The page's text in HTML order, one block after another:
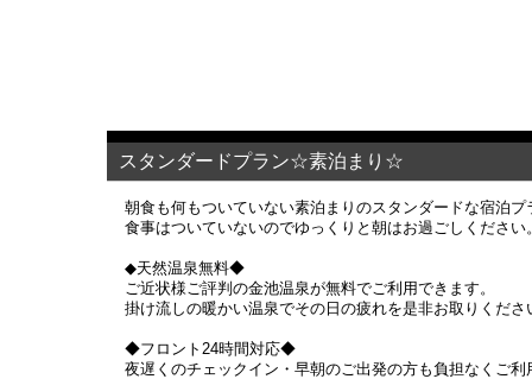
スタンダードプラン☆素泊まり☆
朝食も何もついていない素泊まりのスタンダードな宿泊プ
食事はついていないのでゆっくりと朝はお過ごしください
◆天然温泉無料◆
ご近状様ご評判の金池温泉が無料でご利用できます。
掛け流しの暖かい温泉でその日の疲れを是非お取りくださ
◆フロント24時間対応◆
夜遅くのチェックイン・早朝のご出発の方も負担なくご利